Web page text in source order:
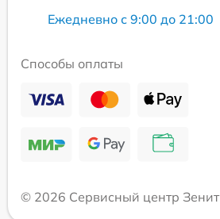
Ежедневно с 9:00 до 21:00
Способы оплаты
© 2026 Сервисный центр Зенит